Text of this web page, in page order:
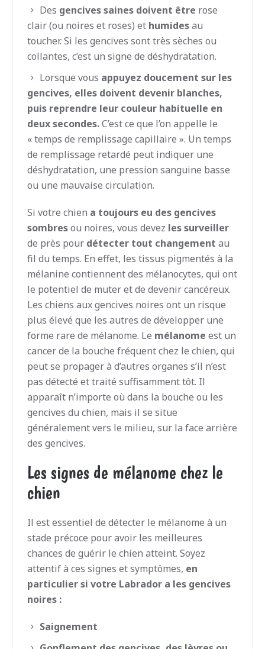
Des gencives saines doivent être rose
clair (ou noires et roses) et humidesau
toucher. Si les gencives sont très sèches ou
collantes, c’est un signe de déshydratation.
Lorsque vous appuyez doucement sur les
gencives, elles doivent devenir blanches,
puis reprendre leur couleur habituelle en
deux secondes.C’est ce que l’on appelle le
« temps de remplissage capillaire ». Un temps
de remplissage retardé peut indiquer une
déshydratation, une pression sanguine basse
ou une mauvaise circulation.
Si votre chien a toujours eu des gencives
sombresou noires, vous devez les surveiller
de près pour détecter tout changement au
fil du temps. En effet, les tissus pigmentés à la
mélanine contiennent des mélanocytes, qui ont
le potentiel de muter et de devenir cancéreux.
Les chiens aux gencives noires ont un risque
plus élevé que les autres de développer une
forme rare de mélanome. Le mélanome est un
cancer de la bouche fréquent chez le chien, qui
peut se propager à d’autres organes s’il n’est
pas détecté et traité suffisamment tôt. Il
apparaît n’importe où dans la bouche ou les
gencives du chien, mais il se situe
généralement vers le milieu, sur la face arrière
des gencives.
Les signes de mélanome chez le
chien
Il est essentiel de détecter le mélanome à un
stade précoce pour avoir les meilleures
chances de guérir le chien atteint. Soyez
attentif à ces signes et symptômes, en
particulier si votre Labrador a les gencives
noires :
Saignement